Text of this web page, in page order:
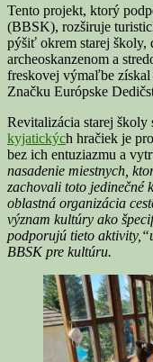
Tento projekt, ktorý
(BBSK), rozširuje
pýšiť okrem starej školy,
archeoskanzenom a
freskovej výmaľbe
Značku Európske
Revitalizácia starej školy
kyjatických hračiek je
bez ich entuziazmu a
nasadenie miestnych,
zachovali toto jedinečné
oblastná organizácia
význam kultúry ako
podporujú tieto
BBSK pre kultúru.